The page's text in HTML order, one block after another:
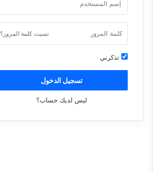
نسيت كلمة المرور؟
تذكرني
تسجيل الدخول
ليس لديك حساب؟